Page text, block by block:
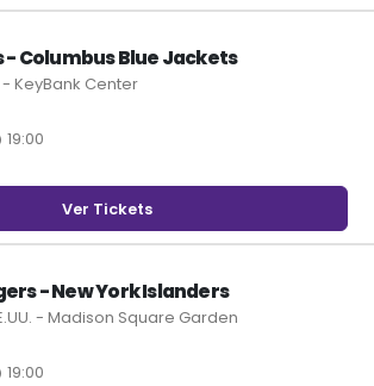
- Columbus Blue Jackets
- KeyBank Center
19:00
Ver Tickets
- New York Islanders
- Madison Square Garden
19:00